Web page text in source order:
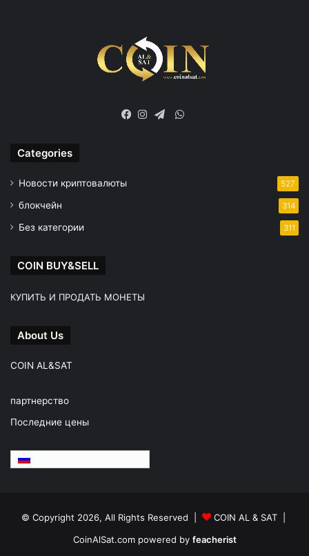
WhatsApp
Categories
Новости криптовалюты 527
блокчейн 314
Без категории 311
COIN BUY&SELL
КУПИТЬ И ПРОДАТЬ МОНЕТЫ
About Us
COIN AL&SAT
партнерство
Последние цены
© Copyright 2026, All Rights Reserved |
COIN AL & SAT |
CoinAlSat.com powered by feacherist